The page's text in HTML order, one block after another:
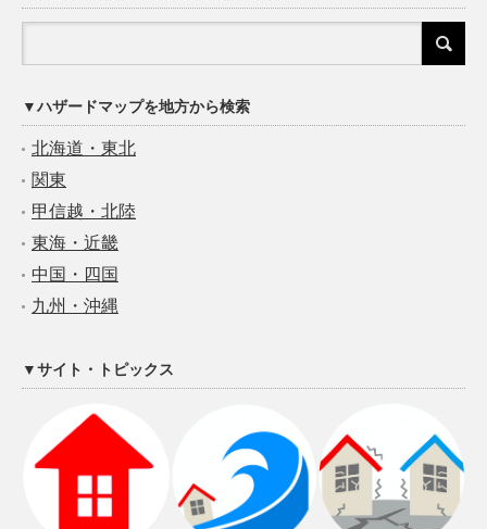
▼ハザードマップを地方から検索
北海道・東北
関東
甲信越・北陸
東海・近畿
中国・四国
九州・沖縄
▼サイト・トピックス